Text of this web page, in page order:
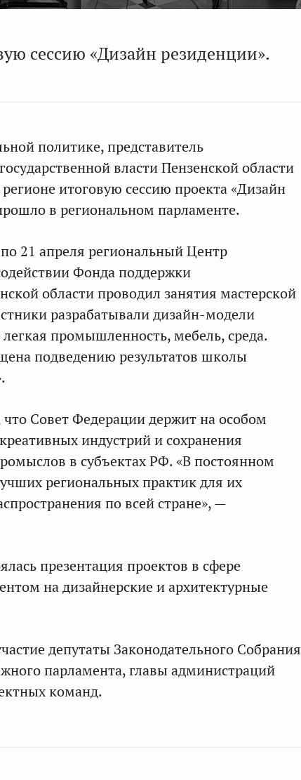
сессию «Дизайн резиденции».
политике, представитель
власти Пензенской области
итоговую сессию проекта «Дизайн
в региональном парламенте.
по 21 апреля региональный Центр
Фонда поддержки
области проводил занятия мастерской
разрабатывали дизайн-модели
промышленность, мебель, среда.
подведению результатов школы
Совет Федерации держит на особом
индустрий и сохранения
в субъектах РФ. «В постоянном
региональных практик для их
по всей стране», —
презентация проектов в сфере
на дизайнерские и архитектурные
депутаты Законодательного Собрания
парламента, главы администраций
команд.